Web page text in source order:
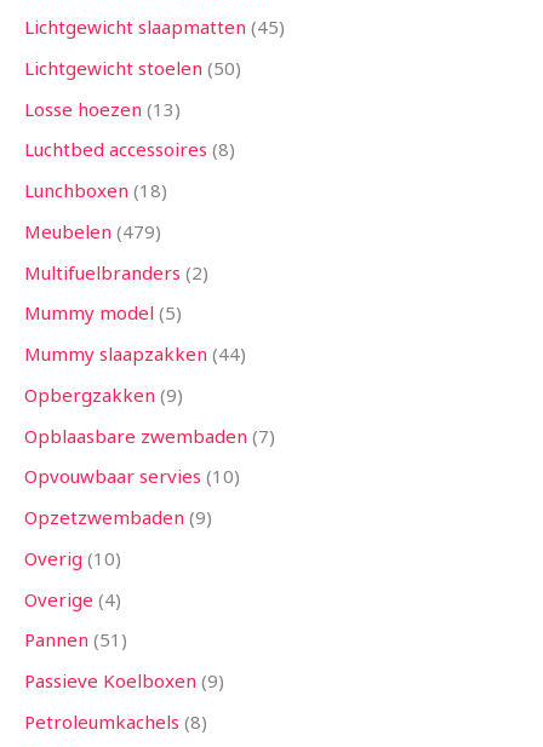
Lichtgewicht slaapmatten 45
Lichtgewicht stoelen 50
Losse hoezen 13
Luchtbed accessoires 8
Lunchboxen 18
Meubelen 479
Multifuelbranders 2
Mummy model 5
Mummy slaapzakken 44
Opbergzakken 9
Opblaasbare zwembaden 7
Opvouwbaar servies 10
Opzetzwembaden 9
Overig 10
Overige 4
Pannen 51
Passieve Koelboxen 9
Petroleumkachels 8